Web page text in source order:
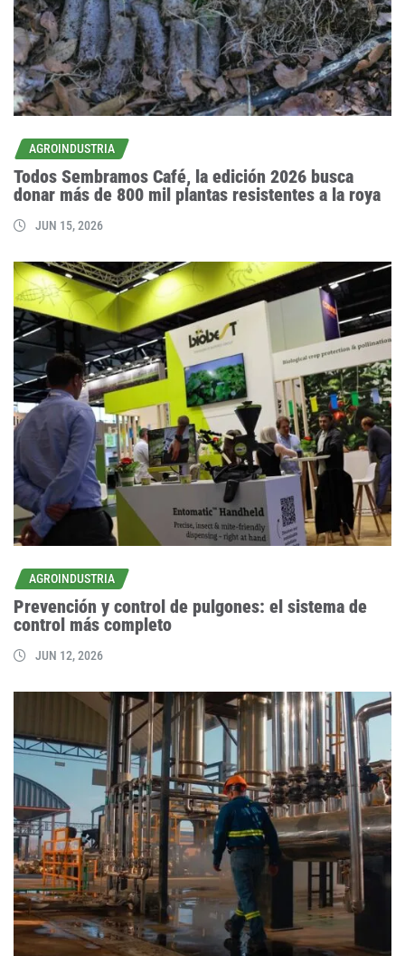
AGROINDUSTRIA
Todos Sembramos Café, la edición 2026 busca
donar más de 800 mil plantas resistentes a la roya
JUN 15, 2026
AGROINDUSTRIA
Prevención y control de pulgones: el sistema de
control más completo
JUN 12, 2026